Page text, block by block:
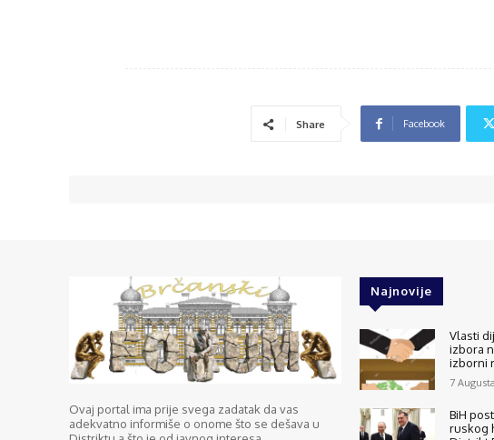
Share Facebook
Ovaj portal ima prije svega zadatak da vas
adekvatno informiše o onome što se dešava u
Najnovije
Vlasti
izbora
izborni
7
BiH
ruskog